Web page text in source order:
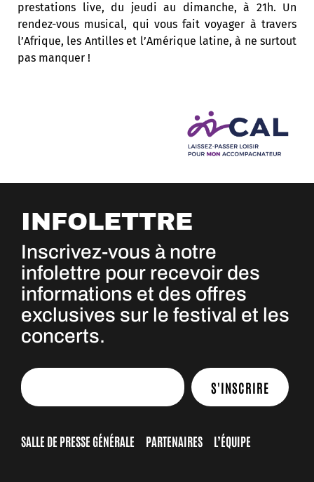
prestations live, du jeudi au dimanche, à 21h. Un
rendez-vous musical, qui vous fait voyager à travers
l’Afrique, les Antilles et l’Amérique latine, à ne surtout
pas manquer !
INFOLETTRE
Inscrivez-vous à notre
infolettre pour recevoir des
informations et des offres
exclusives sur le festival et les
concerts.
S'INSCRIRE
SALLE DE PRESSE GÉNÉRALE PARTENAIRES L’ÉQUIPE